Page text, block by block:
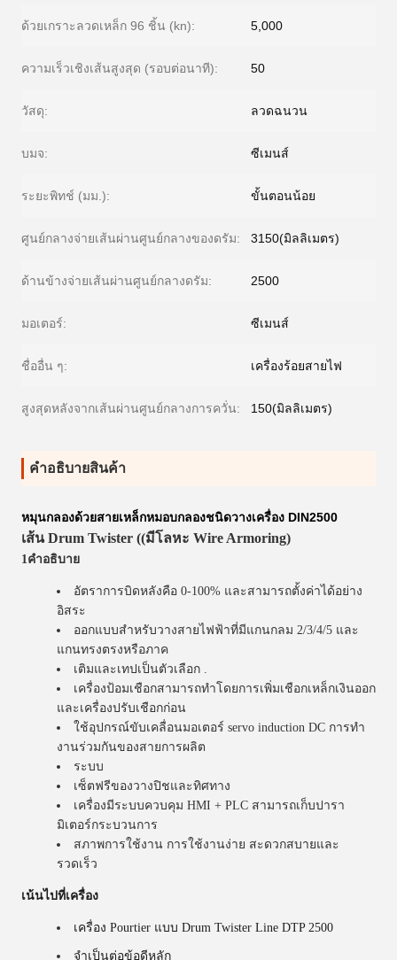
ด้วยเกราะลวดเหล็ก 96 ชิ้น (kn): 5,000
ความเร็วเชิงเส้นสูงสุด (รอบต่อนาที): 50
วัสดุ: ลวดฉนวน
บมจ: ซีเมนส์
ระยะพิทช์ (มม.): ขั้นตอนน้อย
ศูนย์กลางจ่ายเส้นผ่านศูนย์กลางของดรัม: 3150(มิลลิเมตร)
ด้านข้างจ่ายเส้นผ่านศูนย์กลางดรัม: 2500
มอเตอร์: ซีเมนส์
ชื่ออื่น ๆ: เครื่องร้อยสายไฟ
สูงสุดหลังจากเส้นผ่านศูนย์กลางการควั่น: 150(มิลลิเมตร)
คําอธิบายสินค้า
หมุนกลองด้วยสายเหล็กหมอบกลองชนิดวางเครื่อง DIN2500
เส้น Drum Twister ((มีโลหะ Wire Armoring)
1คําอธิบาย
อัตราการบิดหลังคือ 0-100% และสามารถตั้งค่าได้อย่าง
อิสระ
ออกแบบสําหรับวางสายไฟฟ้าที่มีแกนกลม 2/3/4/5 และ
แกนทรงตรงหรือภาค
เติมและเทปเป็นตัวเลือก .
เครื่องป้อมเชือกสามารถทําโดยการเพิ่มเชือกเหล็กเงินออก
และเครื่องปรับเชือกก่อน
ใช้อุปกรณ์ขับเคลื่อนมอเตอร์ servo induction DC การทํา
งานร่วมกันของสายการผลิต
ระบบ
เซ็ตฟรีของวางปิชและทิศทาง
เครื่องมีระบบควบคุม HMI + PLC สามารถเก็บปารา
มิเตอร์กระบวนการ
สภาพการใช้งาน การใช้งานง่าย สะดวกสบายและ
รวดเร็ว
เน้นไปที่เครื่อง
เครื่อง Pourtier แบบ Drum Twister Line DTP 2500
จําเป็นต่อข้อดีหลัก